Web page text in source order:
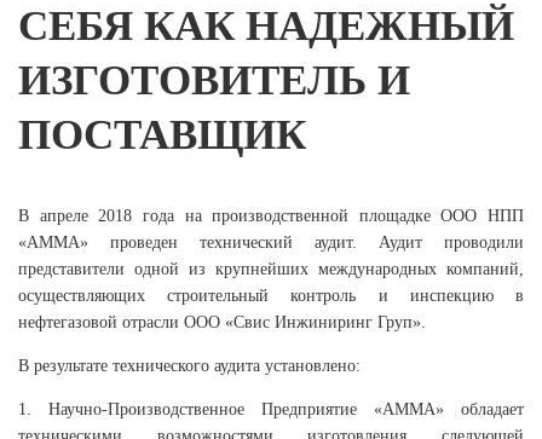
СЕБЯ КАК НАДЕЖНЫЙ
ИЗГОТОВИТЕЛЬ И
ПОСТАВЩИК
В апреле 2018 года на производственной площадке ООО НПП
«АММА» проведен технический аудит. Аудит проводили
представители одной из крупнейших международных компаний,
осуществляющих строительный контроль и инспекцию в
нефтегазовой отрасли ООО «Свис Инжиниринг Груп».
В результате технического аудита установлено:
1. Научно-Производственное Предприятие «АММА» обладает